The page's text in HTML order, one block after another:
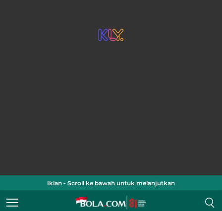
Iklan - Scroll ke bawah untuk melanjutkan